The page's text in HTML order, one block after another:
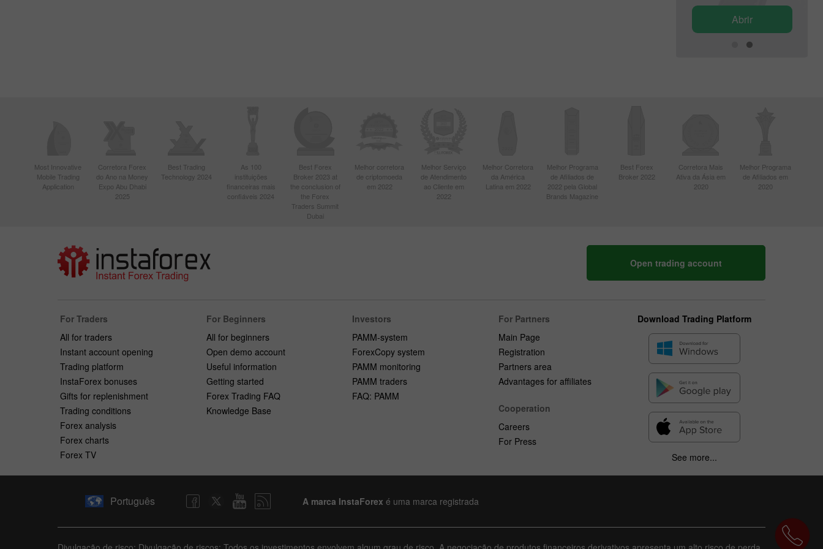
Abrir
Most Innovative
Mobile Trading
Application
Corretora Forex
do Ano na Money
Expo Abu Dhabi
2025
Best Trading
Technology 2024
As 100
instituições
financeiras mais
confiáveis 2024
Best Forex
Broker 2023 at
the conclusion of
the Forex
Traders Summit
Dubai
Melhor corretora
de criptomoeda
em 2022
Melhor Serviço
de Atendimento
ao Cliente em
2022
Melhor Corretora
da América
Latina em 2022
Melhor Programa
de Afiliados de
2022 pela Global
Brands Magazine
Best Forex
Broker 2022
Corretora Mais
Ativa da Ásia em
2020
Melhor Programa
de Afiliados em
2020
Open trading account
For Traders
All for traders
Instant account opening
Trading platform
InstaForex bonuses
Gifts for replenishment
Trading conditions
Forex analysis
Forex charts
Forex TV
For Beginners
All for beginners
Open demo account
Useful information
Getting started
Forex Trading FAQ
Knowledge Base
Investors
PAMM-system
ForexCopy system
PAMM monitoring
PAMM traders
FAQ: PAMM
For Partners
Main Page
Registration
Partners area
Advantages for affiliates
Cooperation
Careers
For Press
Download Trading Platform
See more...
Português A marca InstaForex é uma marca registrada